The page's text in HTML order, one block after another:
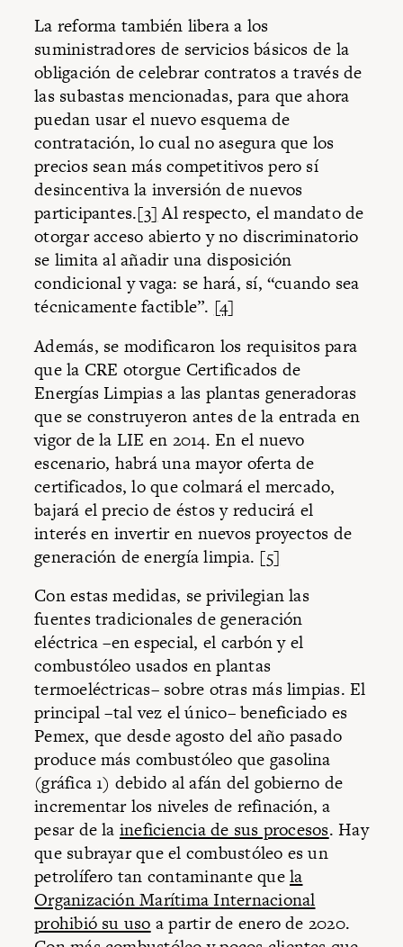
La reforma también libera a los
suministradores de servicios básicos de la
obligación de celebrar contratos a través de
las subastas mencionadas, para que ahora
puedan usar el nuevo esquema de
contratación, lo cual no asegura que los
precios sean más competitivos pero sí
desincentiva la inversión de nuevos
participantes.[3]Al respecto, el mandato de
otorgar acceso abierto y no discriminatorio
se limita al añadir una disposición
condicional y vaga: se hará, sí, “cuando sea
técnicamente factible”. [4]
Además, se modificaron los requisitos para
que la CRE otorgue Certificados de
Energías Limpias a las plantas generadoras
que se construyeron antes de la entrada en
vigor de la LIE en 2014. En el nuevo
escenario, habrá una mayor oferta de
certificados, lo que colmará el mercado,
bajará el precio de éstos y reducirá el
interés en invertir en nuevos proyectos de
generación de energía limpia. [5]
Con estas medidas, se privilegian las
fuentes tradicionales de generación
eléctrica –en especial, el carbón y el
combustóleo usados en plantas
termoeléctricas– sobre otras más limpias. El
principal –tal vez el único– beneficiado es
Pemex, que desde agosto del año pasado
produce más combustóleo que gasolina
(gráfica 1) debido al afán del gobierno de
incrementar los niveles de refinación, a
pesar de la ineficiencia de sus procesos. Hay
que subrayar que el combustóleo es un
petrolífero tan contaminante quela
Organización Marítima Internacional
prohibió su uso a partir de enero de 2020.